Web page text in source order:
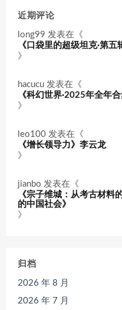
近期评论
long99 发表在《
《口袋里的超级坦克·第
》
hacucu 发表在《
《科幻世界·2025年全年合
》
leo100 发表在《
《增长领导力》李云龙
》
jianbo 发表在《
《宗子维城：从考古材
的中国社会》
》
归档
2026 年 8 月
2026 年 7 月